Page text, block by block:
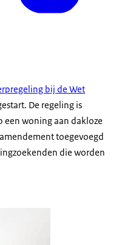
bij de Wet
De regeling is
een woning aan dakloze
toegevoegd
die worden